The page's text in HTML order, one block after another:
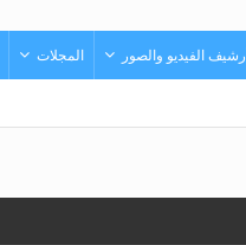
أرشيف الفيديو والصور المجلات